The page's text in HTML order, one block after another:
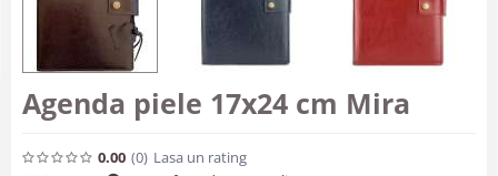
Agenda piele 17x24 cm Mira
0.00 (0) Lasa un rating